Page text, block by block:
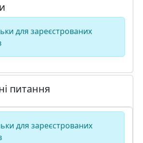
для зареєстрованих
питання
для зареєстрованих